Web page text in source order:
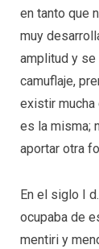
en tanto que
muy
amplitud y se
camuflaje,
existir
es la misma;
aportar otra
En el siglo I
ocupaba de
mentiri y